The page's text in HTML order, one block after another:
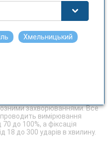
досягненнями в області
у нас дбають
пацієнтів
доступними цінами
виділити моделі торгової
Америки. Основний
апаратів для
представлені
захворюваннями. Все
вимірювання
70 до 100%, а фіксація
18 до 300 ударів в хвилину.
Хмельницький